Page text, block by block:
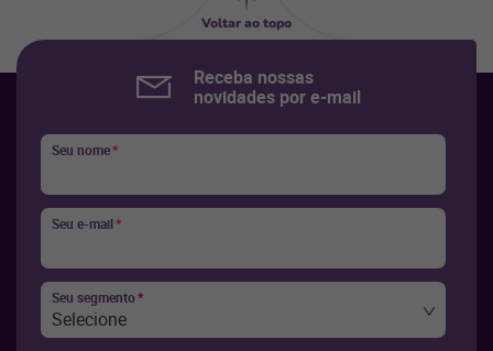
Voltar ao topo
Receba nossas
novidades por e-mail
Seu nome*
Seu e-mail*
Seu segmento*
Selecione